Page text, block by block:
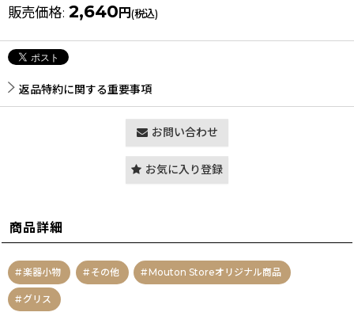
販売価格: 2,640 円(税込)
返品特約に関する重要事項
お問い合わせ
お気に入り登録
商品詳細
楽器小物 その他 Mouton Storeオリジナル商品
グリス